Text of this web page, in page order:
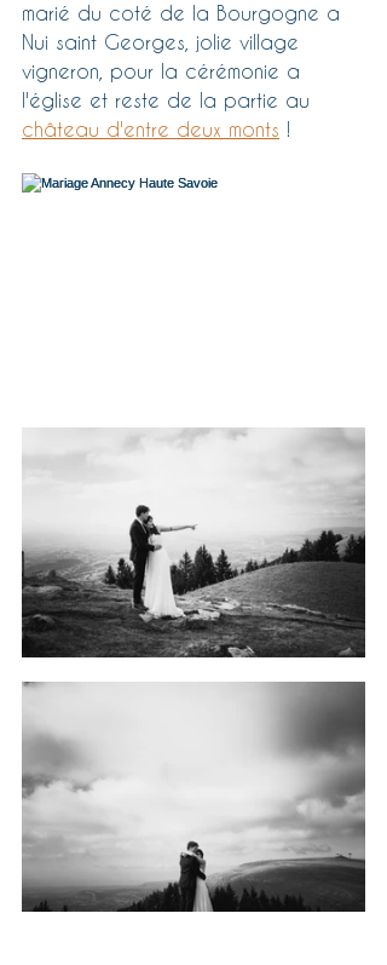
marié du coté de la Bourgogne a
Nui saint Georges, jolie village
vigneron, pour la cérémonie a
l'église et reste de la partie au
château d'entre deux monts !